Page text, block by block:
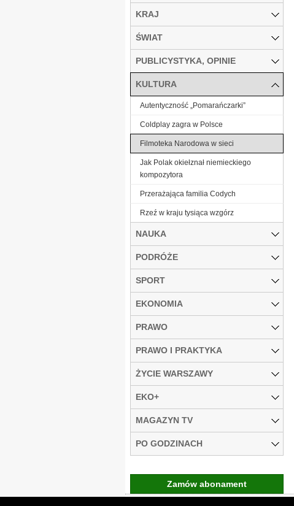
KRAJ
ŚWIAT
PUBLICYSTYKA, OPINIE
KULTURA
Autentyczność „Pomarańczarki”
Coldplay zagra w Polsce
Filmoteka Narodowa w sieci
Jak Polak okiełznał niemieckiego
kompozytora
Przerażająca familia Codych
Rzeź w kraju tysiąca wzgórz
NAUKA
PODRÓŻE
SPORT
EKONOMIA
PRAWO
PRAWO I PRAKTYKA
ŻYCIE WARSZAWY
EKO+
MAGAZYN TV
PO GODZINACH
Zamów abonament